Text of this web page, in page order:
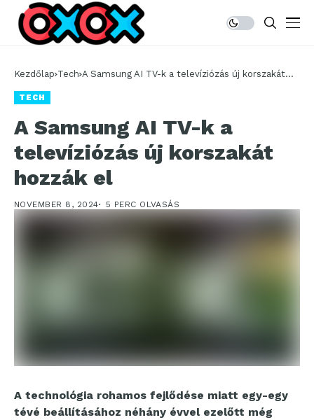
Kezdőlap Tech A Samsung AI TV-k a televíziózás új korszakát
TECH
A Samsung AI TV-k a
televíziózás új korszakát
hozzák el
NOVEMBER 8, 2024 5 PERC OLVASÁS
A technológia rohamos fejlődése miatt egy-egy
tévé beállításához néhány évvel ezelőtt még